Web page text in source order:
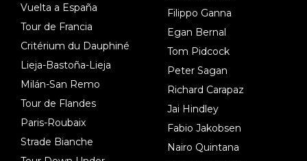
Vuelta a España
Tour de Francia
Critérium du Dauphiné
Lieja-Bastoña-Lieja
Milán-San Remo
Tour de Flandes
Paris-Roubaix
Strade Bianche
Filippo Ganna
Egan Bernal
Tom Pidcock
Peter Sagan
Richard Carapaz
Jai Hindley
Fabio Jakobsen
Nairo Quintana